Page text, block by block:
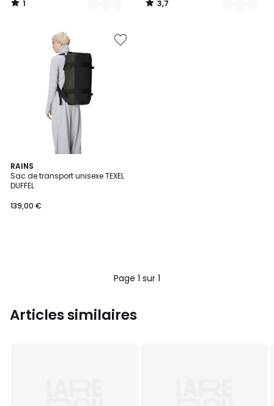
1
/
3,7
/
RAINS
Sac de transport unisexe TEXEL
DUFFEL
139,00 €
Page 1 sur 1
Articles similaires